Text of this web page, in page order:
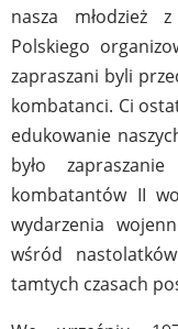
nasza młodzież
Polskiego
zapraszani byli
kombatanci. Ci
edukowanie
było
kombatantów II
wydarzenia
wśród
tamtych czasach